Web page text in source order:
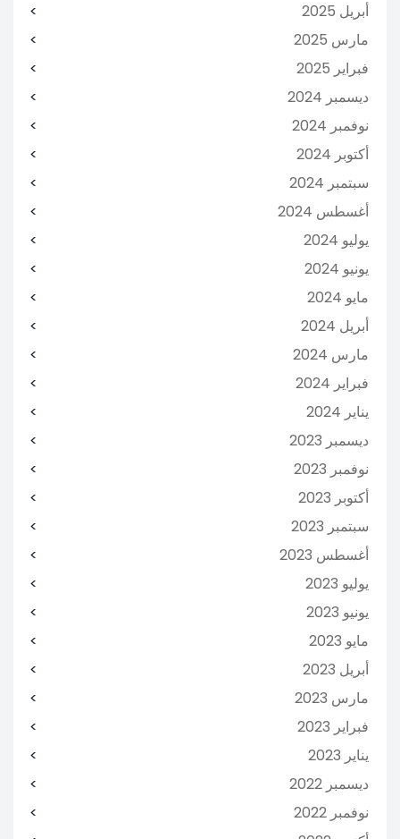
أبريل 2025
مارس 2025
فبراير 2025
ديسمبر 2024
نوفمبر 2024
أكتوبر 2024
سبتمبر 2024
أغسطس 2024
يوليو 2024
يونيو 2024
مايو 2024
أبريل 2024
مارس 2024
فبراير 2024
يناير 2024
ديسمبر 2023
نوفمبر 2023
أكتوبر 2023
سبتمبر 2023
أغسطس 2023
يوليو 2023
يونيو 2023
مايو 2023
أبريل 2023
مارس 2023
فبراير 2023
يناير 2023
ديسمبر 2022
نوفمبر 2022